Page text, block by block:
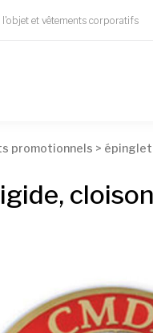
et vêtements corporatifs
promotionnels >